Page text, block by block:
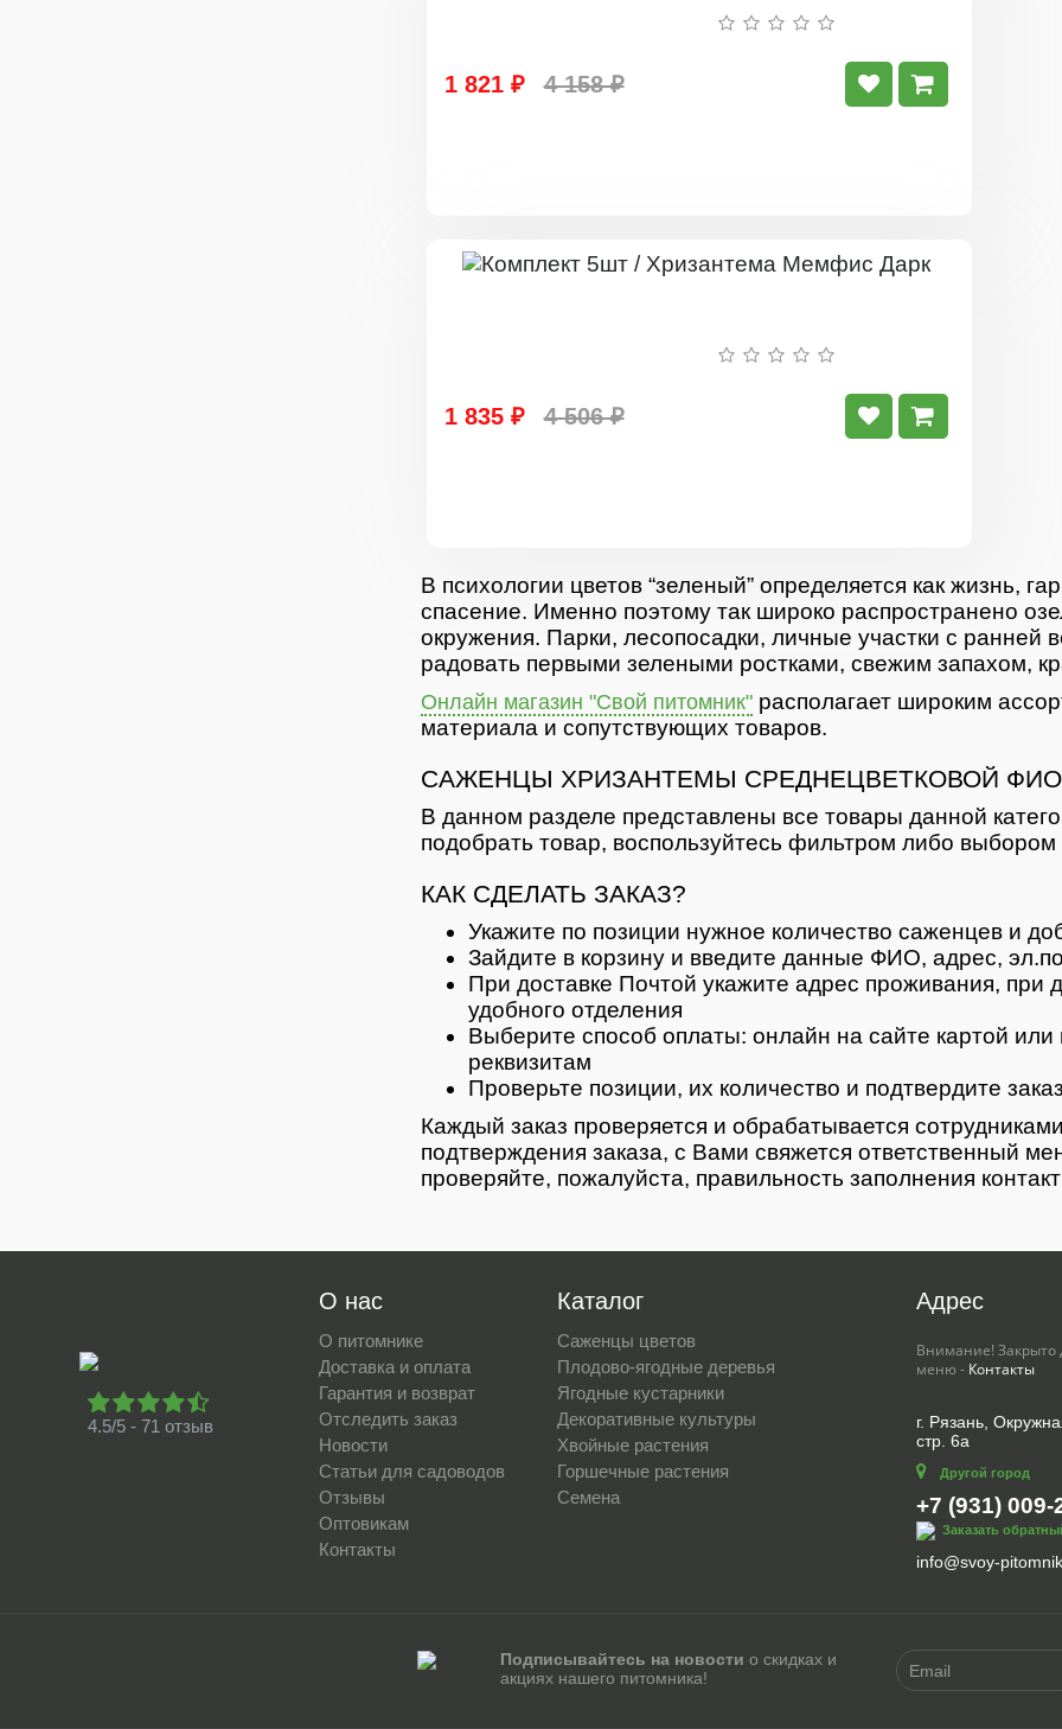
1 821 ₽ 4 158 ₽
1 835 ₽ 4 506 ₽
В психологии цветов “зеленый” определяется как жизнь,
спасение. Именно поэтому так широко распространено
окружения. Парки, лесопосадки, личные участки с ранней
радовать первыми зелеными ростками, свежим запахом,
Онлайн магазин "Свой питомник"располагает широким
материала и сопутствующих товаров.
САЖЕНЦЫ ХРИЗАНТЕМЫ СРЕДНЕЦВЕТКОВОЙ
В данном разделе представлены все товары данной
подобрать товар, воспользуйтесь фильтром либо выбором
КАК СДЕЛАТЬ ЗАКАЗ?
Укажите по позиции нужное количество саженцев и
Зайдите в корзину и введите данные ФИО, адрес,
При доставке Почтой укажите адрес проживания, при
удобного отделения
Выберите способ оплаты: онлайн на сайте картой или
реквизитам
Проверьте позиции, их количество и подтвердите заказ
Каждый заказ проверяется и обрабатывается
подтверждения заказа, с Вами свяжется ответственный
проверяйте, пожалуйста, правильность заполнения
4.5/5 - 71 отзыв
О нас
О питомнике
Доставка и оплата
Гарантия и возврат
Отследить заказ
Новости
Статьи для садоводов
Отзывы
Оптовикам
Контакты
Каталог
Саженцы цветов
Плодово-ягодные деревья
Ягодные кустарники
Декоративные культуры
Хвойные растения
Горшечные растения
Семена
Адрес
Внимание! Закрыто
меню - Контакты
г. Рязань,
стр. 6а
Другой город
+7 (931) 009-
Заказать
info@svoy-
Подписывайтесь на новости о скидках и
акциях нашего питомника!